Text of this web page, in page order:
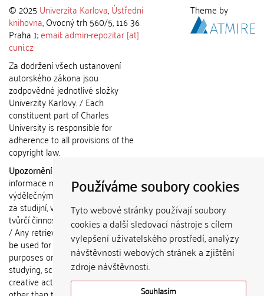
Používáme soubory cookies
Tyto webové stránky používají soubory
cookies a další sledovací nástroje s cílem
vylepšení uživatelského prostředí, analýzy
návštěvnosti webových stránek a zjištění
zdroje návštěvnosti.
Souhlasím
© 2025 Univerzita Karlova,Ústřední
knihovna, Ovocný trh 560/5, 116 36
Praha 1;email: admin-repozitar [at]
cuni.cz
Za dodržení všech ustanovení
autorského zákona jsou
zodpovědné jednotlivé složky
Univerzity Karlovy. / Each
constituent part of Charles
University is responsible for
adherence to all provisions of the
copyright law.
Upozornění / Notice:
informace nemohou být použity k
výdělečným účelům nebo vydávány
za studijní, vědeckou nebo jinou
tvůrčí činnost jiné osoby než autora.
/ Any retrieved information shall not
be used for any commercial
purposes or claimed as results of
studying, scientific or any other
creative activities of any person
Theme by